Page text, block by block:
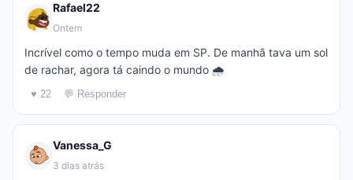
Rafael22
Ontem
Incrível como o tempo muda em SP. De manhã tava um sol
de rachar, agora tá caindo o mundo 🌧️
♥ 22 💬 Responder
Vanessa_G
3 dias atrás